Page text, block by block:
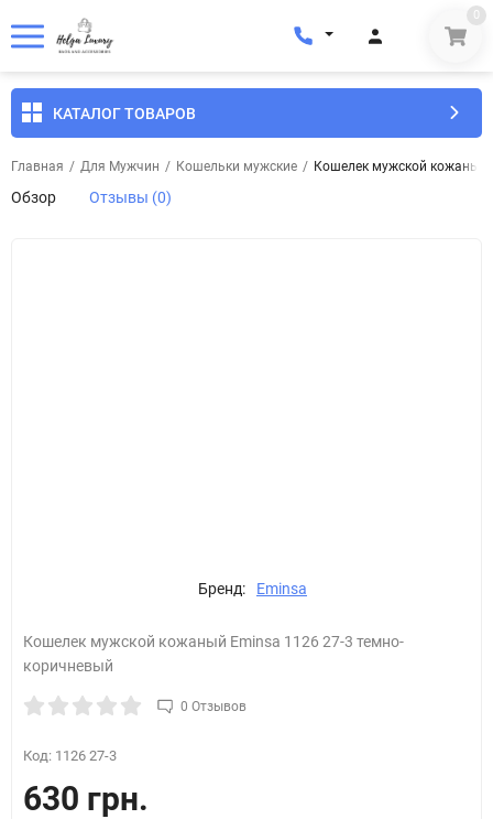
0
КАТАЛОГ ТОВАРОВ
Главная / Для Мужчин / Кошельки мужские / Кошелек мужской кожаный
Обзор Отзывы (0)
Бренд: Eminsa
Кошелек мужской кожаный Eminsa 1126 27-3 темно-
коричневый
0 Отзывов
Код: 1126 27-3
630 грн.